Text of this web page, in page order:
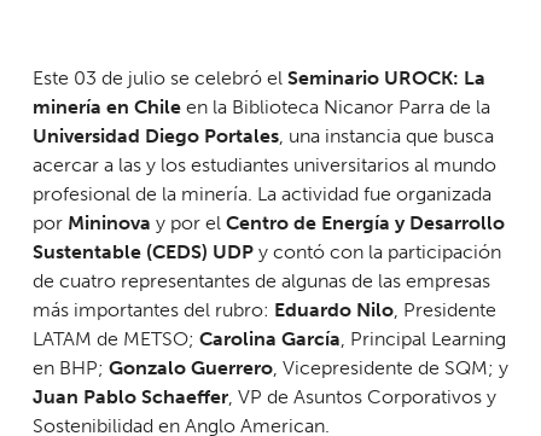
Este 03 de julio se celebró el Seminario UROCK: La
minería en Chileen la Biblioteca Nicanor Parra de la
Universidad Diego Portales, una instancia que busca
acercar a las y los estudiantes universitarios al mundo
profesional de la minería. La actividad fue organizada
por Mininova y por el Centro de Energía y Desarrollo
Sustentable (CEDS) UDPy contó con la participación
de cuatro representantes de algunas de las empresas
más importantes del rubro: Eduardo Nilo, Presidente
LATAM de METSO; Carolina García, Principal Learning
en BHP; Gonzalo Guerrero, Vicepresidente de SQM; y
Juan Pablo Schaeffer, VP de Asuntos Corporativos y
Sostenibilidad en Anglo American.